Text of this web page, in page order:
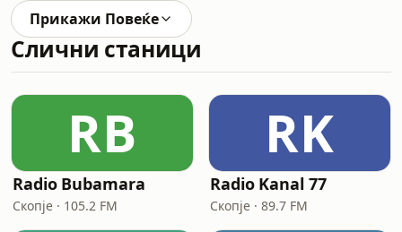
Прикажи Повеќе
Слични станици
RB
Radio Bubamara
Скопје · 105.2 FM
RK
Radio Kanal 77
Скопје · 89.7 FM